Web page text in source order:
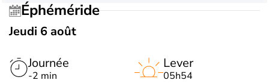
Éphéméride
Jeudi 6 août
Journée
-2 min
Lever
05h54